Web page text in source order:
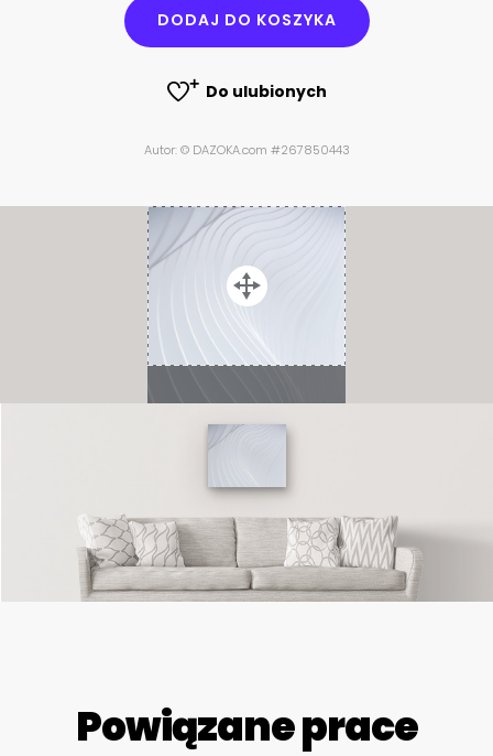
DODAJ DO KOSZYKA
Do ulubionych
Autor: © DAZOKA.com #267850443
Powiązane prace